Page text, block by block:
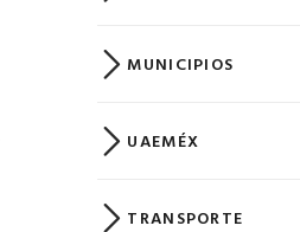
MUNICIPIOS
UAEMÉX
TRANSPORTE